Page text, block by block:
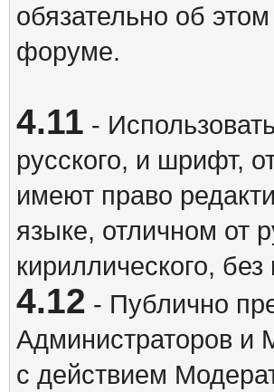
обязательно об
форуме.
4.11 -
русского, и шрифт,
имеют право
языке, отличном от
кириллического,
4.12 - Публично
Администраторов и
с действием